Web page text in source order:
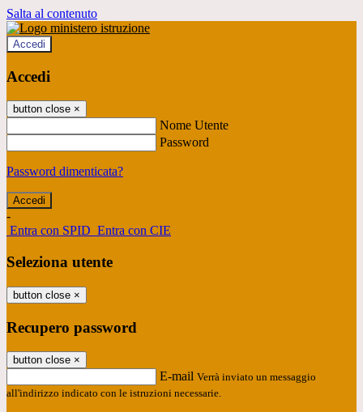
Salta al contenuto
Accedi
Accedi
button close ×
Nome Utente
Password
Password dimenticata?
-
Entra con SPID Entra con CIE
Seleziona utente
button close ×
Recupero password
button close ×
E-mail Verrà inviato un messaggio
all'indirizzo indicato con le istruzioni necessarie.